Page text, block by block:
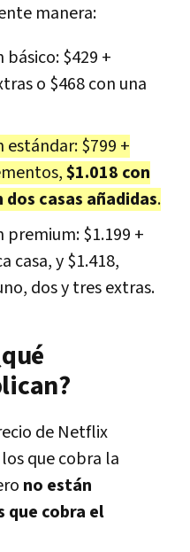
manera:
$429 +
o $468 con una
$799 +
$1.018 con
dos casas añadidas.
$1.199 +
casa, y $1.418,
dos y tres extras.
de Netflix
que cobra la
no están
que cobra el